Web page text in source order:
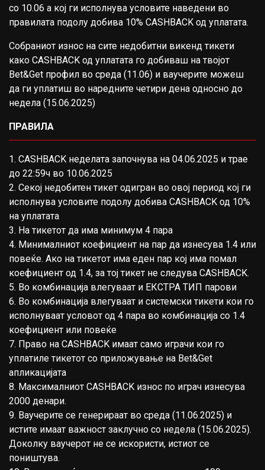
со 10.06 а кој ги исполнува условите наведени во
правилата подолу добива 10% CASHBACK од уплатата.
Собраниот износ на сите недобитни викенд тикети
како CASHBACK од уплатата го добиваш на твојот
Bet&Get профил во среда (11.06) и ваучерите можеш
да ги уплатиш во наредните четири дена односно до
недела (15.06.2025)
ПРАВИЛА
1. CASHBACK неделата започнува на 04.06.2025 и трае
до 22:59ч во 10.06.2025
2. Секој недобитен тикет одигран во овој период кој ги
исполнува условите подолу добива CASHBACK од 10%
на уплатата
3. На тикетот да има минимум 4 пара
4. Минималниот коефициент на пар да изнесува 1.4 или
повеќе. Ако на тикетот има еден пар кој има помал
коефициент од 1.4, за тој тикет не следува CASHBACK.
5. Во комбинација влегуваат и ЕКСТРА ТИП парови
6. Во комбинација влегуваат и системски тикети кои го
исполнуваат условот од 4 пара во комбинација со 1.4
коефициент или повеќе
7. Право на CASHBACK имаат само играчи кои го
уплатиле тикетот со приложување на Bet&Get
апликацијата
8. Максималниот CASHBACK износ по играч изнесува
2000 денари.
9. Ваучерите се генерираат во среда (11.06.2025) и
истите имаат важност заклучно со недела (15.06.2025).
Доколку ваучерот не се искористи, истиот се
поништува.